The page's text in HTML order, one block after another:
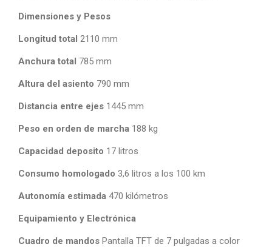
Dimensiones y Pesos
Longitud total 2110 mm
Anchura total 785 mm
Altura del asiento 790 mm
Distancia entre ejes 1445 mm
Peso en orden de marcha 188 kg
Capacidad deposito 17 litros
Consumo homologado 3,6 litros a los 100 km
Autonomía estimada 470 kilómetros
Equipamiento y Electrónica
Cuadro de mandos Pantalla TFT de 7 pulgadas a color